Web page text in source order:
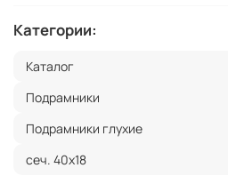
Категории:
Каталог
Подрамники
Подрамники глухие
сеч. 40х18